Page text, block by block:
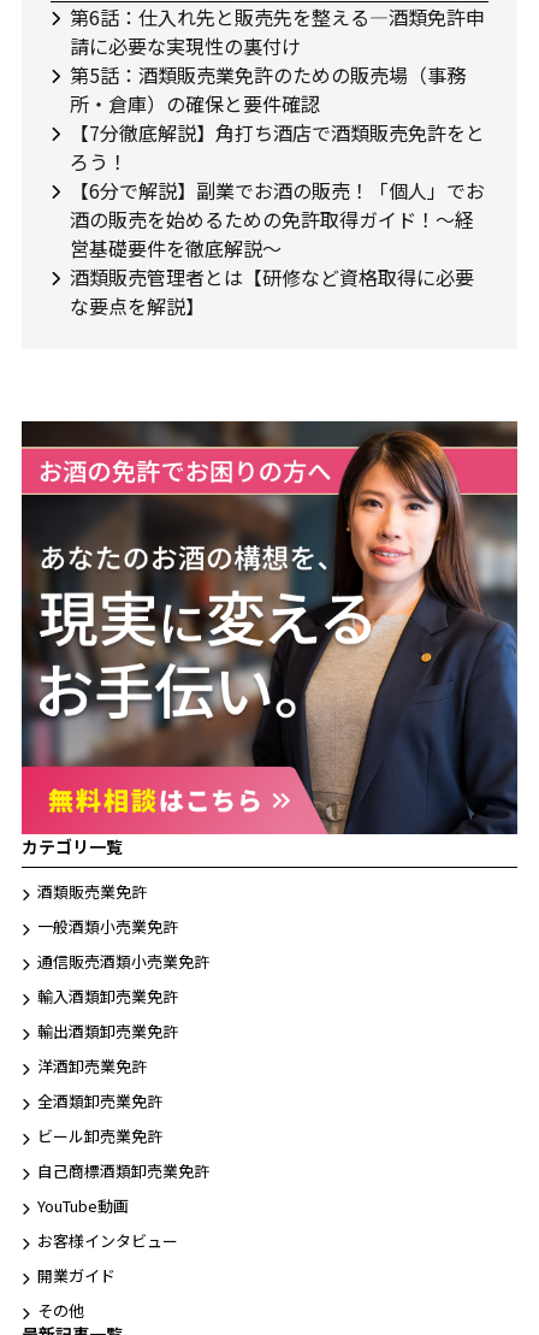
第6話：仕入れ先と販売先を整える―酒類免許申
請に必要な実現性の裏付け
第5話：酒類販売業免許のための販売場（事務
所・倉庫）の確保と要件確認
【7分徹底解説】角打ち酒店で酒類販売免許をと
ろう！
【6分で解説】副業でお酒の販売！「個人」でお
酒の販売を始めるための免許取得ガイド！～経
営基礎要件を徹底解説～
酒類販売管理者とは【研修など資格取得に必要
な要点を解説】
カテゴリ一覧
酒類販売業免許
一般酒類小売業免許
通信販売酒類小売業免許
輸入酒類卸売業免許
輸出酒類卸売業免許
洋酒卸売業免許
全酒類卸売業免許
ビール卸売業免許
自己商標酒類卸売業免許
YouTube動画
お客様インタビュー
開業ガイド
その他